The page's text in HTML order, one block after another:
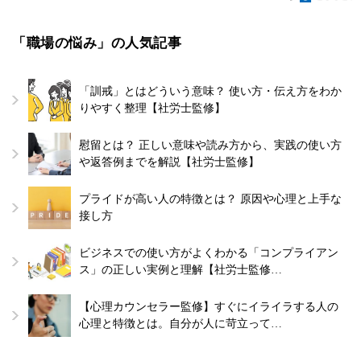
「職場の悩み」の人気記事
「訓戒」とはどういう意味？ 使い方・伝え方をわか
りやすく整理【社労士監修】
慰留とは？ 正しい意味や読み方から、実践の使い方
や返答例までを解説【社労士監修】
プライドが高い人の特徴とは？ 原因や心理と上手な
接し方
ビジネスでの使い方がよくわかる「コンプライアン
ス」の正しい実例と理解【社労士監修…
【心理カウンセラー監修】すぐにイライラする人の
心理と特徴とは。自分が人に苛立って…